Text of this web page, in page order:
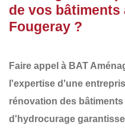
de vos
Fougeray ?
Faire appel à BAT
l'expertise d'une
rénovation des
d'hydrocurage